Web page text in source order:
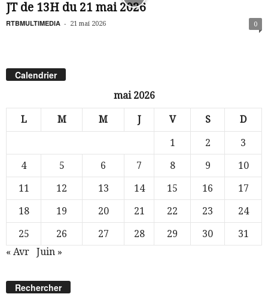
JT de 13H du 21 mai 2026
RTBMULTIMEDIA - 21 mai 2026 0
Calendrier
mai 2026
L M M J V S D
1 2
3
4
5 6 7 8 9
10
11
12 13 14 15 16
17
18
19 20 21 22 23
24
25
26 27 28 29 30
31
« Avr
Juin »
Rechercher